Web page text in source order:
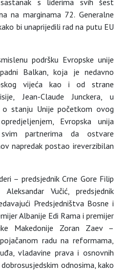
s liderima svih šest
na marginama 72. Generalne
bi unaprijedili rad na putu EU
podršku Evropske unije
Balkan, koja je nedavno
vijeća kao i od strane
Jean-Claude Junckera, u
o stanju Unije početkom ovog
Evropska unija
partnerima da ostvare
napredak postao ireverzibilan
– predsjednik Crne Gore Filip
Vučić, predsjednik
Predsjedništva Bosne i
Albanije Edi Rama i premijer
Makedonije Zoran Zaev –
radu na reformama,
vladavine prava i osnovnih
odnosima, kako